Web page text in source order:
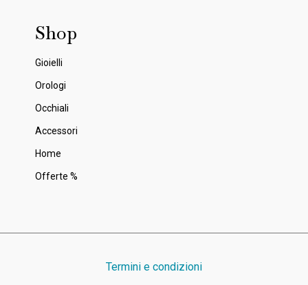
Shop
Gioielli
Orologi
Occhiali
Accessori
Home
Offerte %
Termini e condizioni